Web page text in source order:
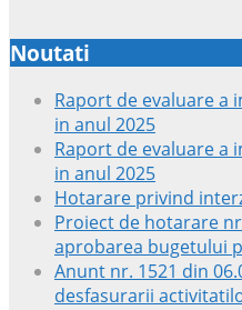
Noutati
Raport de evaluare a
in anul 2025
Raport de evaluare a
in anul 2025
Hotarare privind
Proiect de hotarare
aprobarea bugetului
Anunt nr. 1521 din
desfasurarii